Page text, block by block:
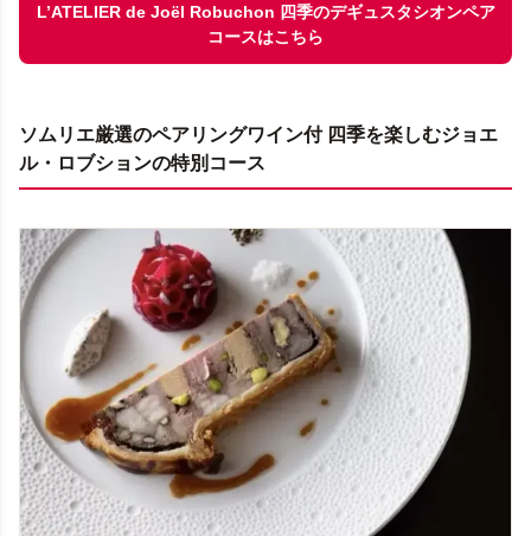
L’ATELIER de Joël Robuchon 四季のデギュスタシオンペア
コースはこちら
ソムリエ厳選のペアリングワイン付 四季を楽しむジョエ
ル・ロブションの特別コース